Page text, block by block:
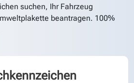
suchen, Ihr Fahrzeug
beantragen. 100%